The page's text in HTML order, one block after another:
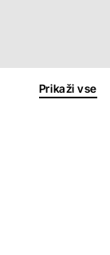
Prikaži vse